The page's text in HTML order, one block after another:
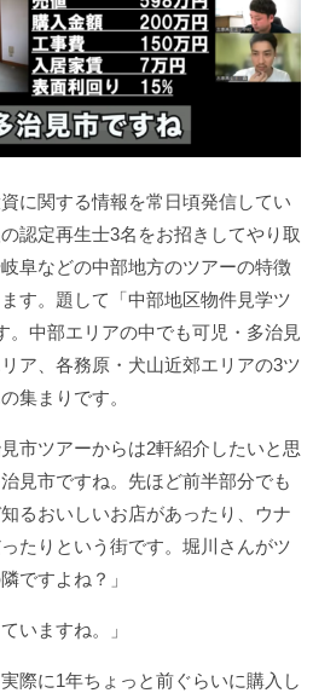
に関する情報を常日頃発信してい
認定再生士3名をお招きしてやり取
阜などの中部地方のツアーの特徴
す。題して「中部地区物件見学ツ
。中部エリアの中でも可児・多治見
ア、各務原・犬山近郊エリアの3ツ
集まりです。
市ツアーからは2軒紹介したいと思
見市ですね。先ほど前半部分でも
るおいしいお店があったり、ウナ
たりという街です。堀川さんがツ
ですよね？」
いますね。」
際に1年ちょっと前ぐらいに購入し